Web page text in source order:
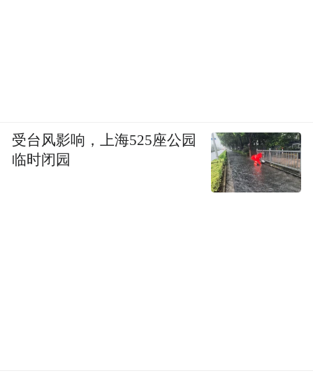
受台风影响，上海525座公园
临时闭园